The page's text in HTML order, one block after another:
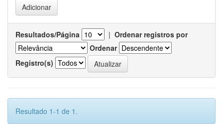
Resultados/Página | Ordenar registros por
Ordenar
Registro(s)
Resultado 1-1 de 1.